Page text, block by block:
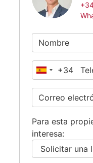
España
+34
Para esta
interesa: